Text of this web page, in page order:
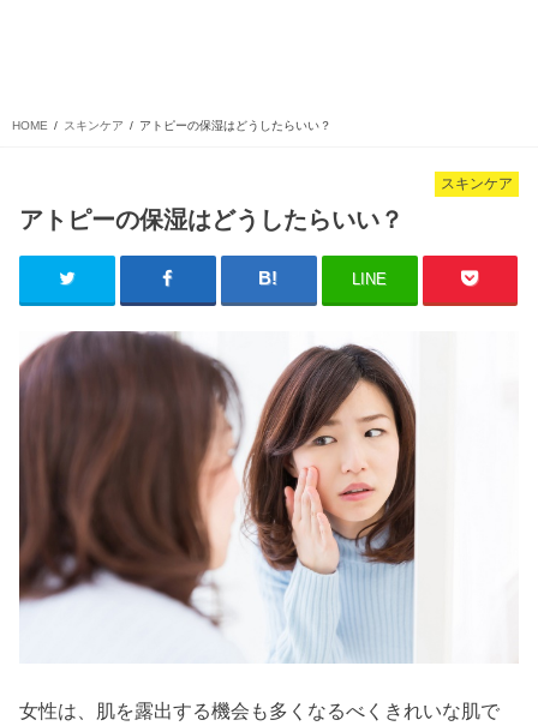
HOME スキンケア アトピーの保湿はどうしたらいい？
スキンケア
アトピーの保湿はどうしたらいい？
LINE
女性は、肌を露出する機会も多くなるべくきれいな肌で